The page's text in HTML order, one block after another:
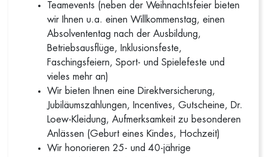
Teamevents (neben der Weihnachtsfeier bieten
wir Ihnen u.a. einen Willkommenstag, einen
Absolvententag nach der Ausbildung,
Betriebsausflüge, Inklusionsfeste,
Faschingsfeiern, Sport- und Spielefeste und
vieles mehr an)
Wir bieten Ihnen eine Direktversicherung,
Jubiläumszahlungen, Incentives, Gutscheine, Dr.
Loew-Kleidung, Aufmerksamkeit zu besonderen
Anlässen (Geburt eines Kindes, Hochzeit)
Wir honorieren 25- und 40-jährige